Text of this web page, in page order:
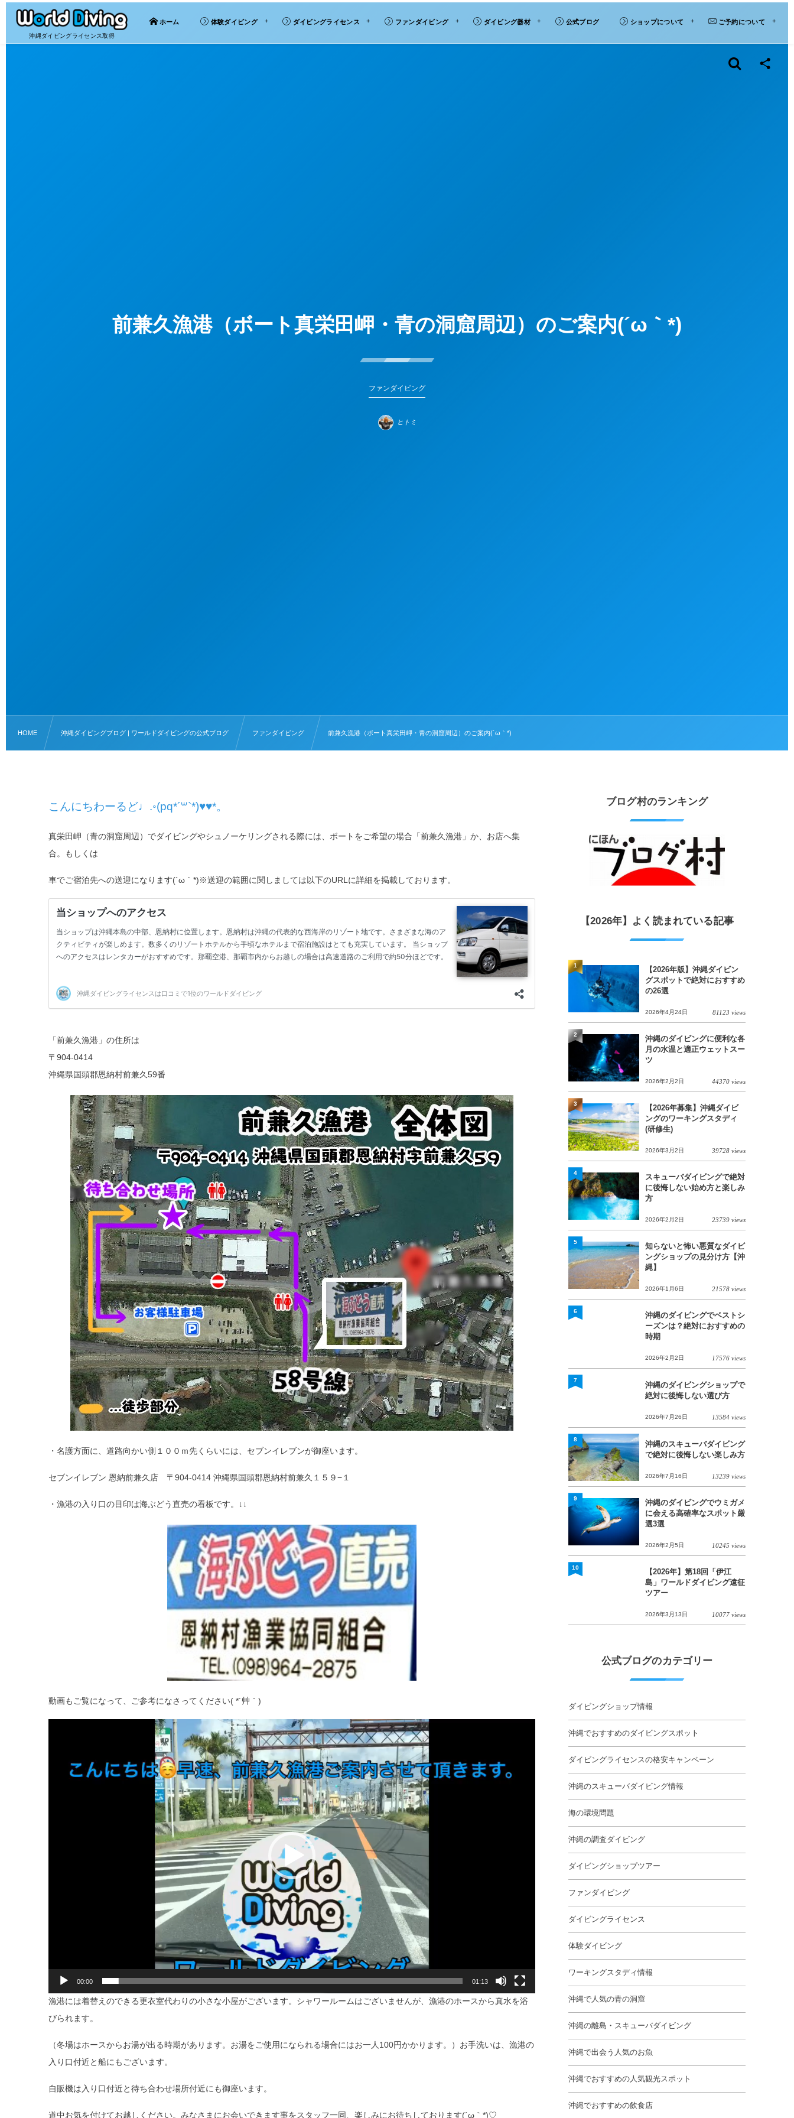
沖縄ダイビングライセンス取得
ホーム 体験ダイビング ダイビングライセンス ファンダイビング ダイビング器材 公式ブログ ショップについて ご予約について
前兼久漁港（ボート真栄田岬・青の洞窟周辺）のご案内(´ω｀*)
ファンダイビング
ヒトミ
HOME 沖縄ダイビングブログ | ワールドダイビングの公式ブログ ファンダイビング 前兼久漁港（ボート真栄田岬・青の洞窟周辺）のご案内(´ω｀*)
こんにちわーるど♩.◦(pq*´꒳`*)♥♥*。
真栄田岬（青の洞窟周辺） でダイビングやシュノーケリングされる際には、ボートをご希望の場合「前兼久漁港」か、お店へ集
合。もしくは
車でご宿泊先への送迎になります(´ω｀*)※送迎の範囲に関しましては以下のURLに詳細を掲載しております。
「前兼久漁港」の住所は
〒904-0414
沖縄県国頭郡恩納村前兼久59番
・名護方面に、道路向かい側１００ｍ先くらいには、セブンイレブンが御座います。
セブンイレブン 恩納前兼久店 〒904-0414 沖縄県国頭郡恩納村前兼久１５９−１
・漁港の入り口の目印は海ぶどう直売の看板です。↓↓
動画もご覧になって、ご参考になさってください( *´艸｀)
00:00 01:13
漁港には着替えのできる更衣室代わりの小さな小屋がございます。シャワールームはございませんが、漁港のホースから真水を浴
びられます。
（冬場はホースからお湯が出る時期があります。お湯をご使用になられる場合にはお一人100円かかります。）お手洗いは、漁港の
入り口付近と船にもございます。
自販機は入り口付近と待ち合わせ場所付近にも御座います。
道中お気を付けてお越しください。みなさまにお会いできます事をスタッフ一同、楽しみにお待ちしております(´ω｀*)♡
ブログ村のランキング
【2026年】よく読まれている記事
【2026年版】沖縄ダイビン
グスポットで絶対におすすめ
の26選
2026年4月24日 81123 views
1
沖縄のダイビングに便利な各
月の水温と適正ウェットスー
ツ
2026年2月2日 44370 views
2
【2026年募集】沖縄ダイビ
ングのワーキングスタディ
(研修生)
2026年3月2日 39728 views
3
スキューバダイビングで絶対
に後悔しない始め方と楽しみ
方
2026年2月2日 23739 views
4
知らないと怖い悪質なダイビ
ングショップの見分け方【沖
縄】
2026年1月6日 21578 views
5
沖縄のダイビングでベストシ
ーズンは？絶対におすすめの
時期
2026年2月2日 17576 views
6
沖縄のダイビングショップで
絶対に後悔しない選び方
2026年7月26日 13584 views
7
沖縄のスキューバダイビング
で絶対に後悔しない楽しみ方
2026年7月16日 13239 views
8
沖縄のダイビングでウミガメ
に会える高確率なスポット厳
選3選
2026年2月5日 10245 views
9
【2026年】第18回「伊江
島」ワールドダイビング遠征
ツアー
2026年3月13日 10077 views
10
公式ブログのカテゴリー
ダイビングショップ情報
沖縄でおすすめのダイビングスポット
ダイビングライセンスの格安キャンペーン
沖縄のスキューバダイビング情報
海の環境問題
沖縄の調査ダイビング
ダイビングショップツアー
ファンダイビング
ダイビングライセンス
体験ダイビング
ワーキングスタディ情報
沖縄で人気の青の洞窟
沖縄の離島・スキューバダイビング
沖縄で出会う人気のお魚
沖縄でおすすめの人気観光スポット
沖縄でおすすめの飲食店